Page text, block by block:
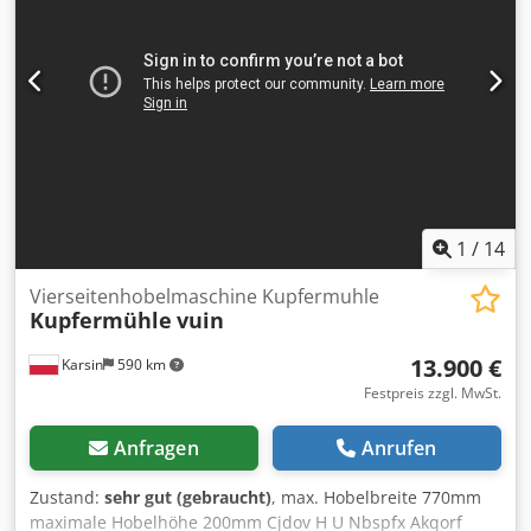
Einzugswalze Cedpfx Akjxykn Aoqjrf – Zwei Hilfswalzen im
Tisch – Rückschlagsicherungsreihe – Stutzendurchmesser:
150 mm – Maschinenmaße (L/B/H): 160 / 140 / 170 cm –
1 / 14
Karsin 590 km
Vierseitenhobelmaschine Kupfermuhle
Kupfermühle vuin
13.900 €
Festpreis zzgl. MwSt.
Anfragen Anrufen
Zustand: sehr gut (gebraucht), max. Hobelbreite 770mm
maximale Hobelhöhe 200mm Cjdov H U Nbspfx Akqorf